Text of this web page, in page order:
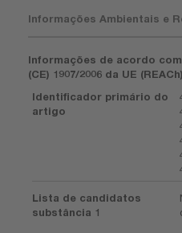
Informações Ambientais e
Informações de acordo
(CE) 1907/2006 da UE (REACh)
Identificador primário do
artigo
Lista de candidatos
substância 1